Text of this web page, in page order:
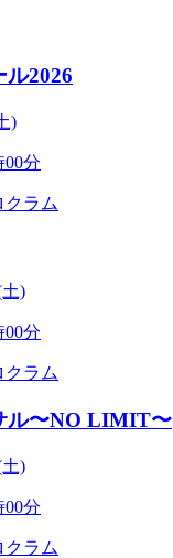
ル2026
)
00分
クラム
)
00分
クラム
ル〜NO LIMIT〜
土)
00分
クラム